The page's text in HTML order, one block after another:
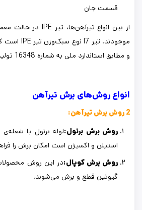
قسمت جان
و مطابق استاندارد ملی به شماره 16348 تولید می‌شود.
انواع روش‌های برش تیرآهن
2 روش برش تیرآهن:
روش برش برنول:لوله‌ برنول با
استیلن و اکسیژن است امکان برش را
روش برش کوپال:در این روش
گیوتین قطع و برش می‌شوند.